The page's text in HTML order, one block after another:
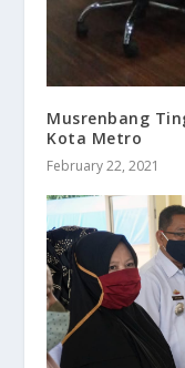
Musrenbang
Kota Metro
February 22, 2021